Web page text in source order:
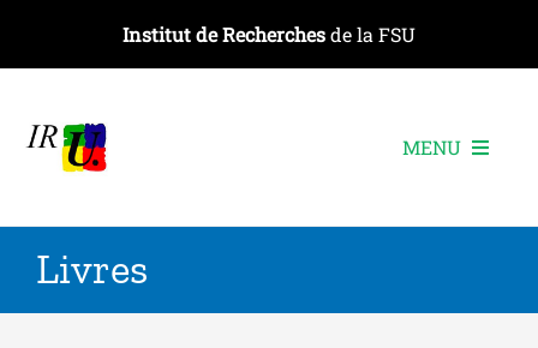
contenu
Institut de Recherchesde la FSU
MENU
Les recherches
Livres